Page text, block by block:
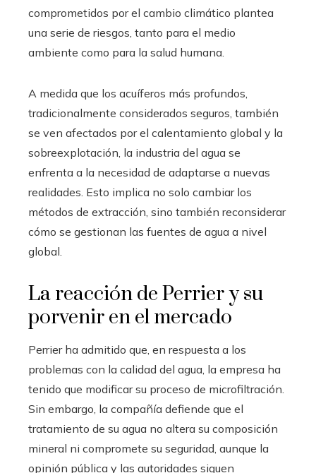
comprometidos por el cambio climático plantea
una serie de riesgos, tanto para el medio
ambiente como para la salud humana.
A medida que los acuíferos más profundos,
tradicionalmente considerados seguros, también
se ven afectados por el calentamiento global y la
sobreexplotación, la industria del agua se
enfrenta a la necesidad de adaptarse a nuevas
realidades. Esto implica no solo cambiar los
métodos de extracción, sino también reconsiderar
cómo se gestionan las fuentes de agua a nivel
global.
La reacción de Perrier y su
porvenir en el mercado
Perrier ha admitido que, en respuesta a los
problemas con la calidad del agua, la empresa ha
tenido que modificar su proceso de microfiltración.
Sin embargo, la compañía defiende que el
tratamiento de su agua no altera su composición
mineral ni compromete su seguridad, aunque la
opinión pública y las autoridades siguen